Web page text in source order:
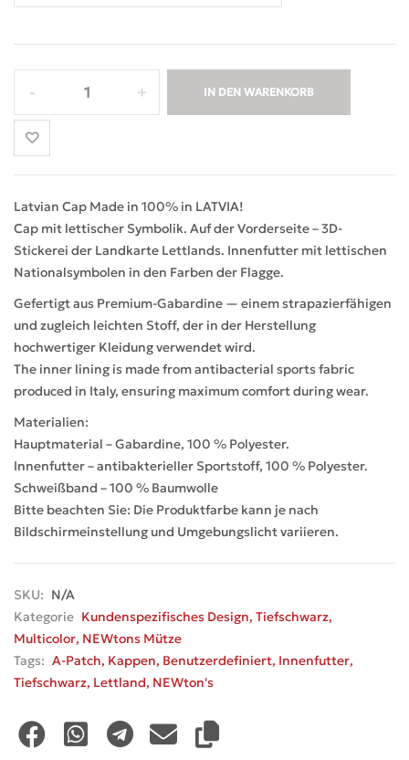
IN DEN WARENKORB
Latvian Cap Made in 100% in LATVIA!
Cap mit lettischer Symbolik. Auf der Vorderseite – 3D-
Stickerei der Landkarte Lettlands. Innenfutter mit lettischen
Nationalsymbolen in den Farben der Flagge.
Gefertigt aus Premium-Gabardine — einem strapazierfähigen
und zugleich leichten Stoff, der in der Herstellung
hochwertiger Kleidung verwendet wird.
The inner lining is made from antibacterial sports fabric
produced in Italy, ensuring maximum comfort during wear.
Materialien:
Hauptmaterial – Gabardine, 100 % Polyester.
Innenfutter – antibakterieller Sportstoff, 100 % Polyester.
Schweißband – 100 % Baumwolle
Bitte beachten Sie: Die Produktfarbe kann je nach
Bildschirmeinstellung und Umgebungslicht variieren.
SKU: N/A
Kategorie Kundenspezifisches Design, Tiefschwarz,
Multicolor, NEWtons Mütze
Tags: A-Patch, Kappen, Benutzerdefiniert, Innenfutter,
Tiefschwarz, Lettland, NEWton's